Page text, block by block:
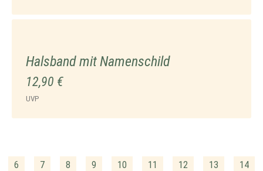
Halsband mit Namenschild
12,90 €
UVP
6 7 8 9 10 11 12 13 14